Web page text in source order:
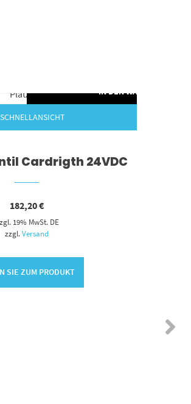
IN DEN WARENKORB
SCHNELLANSICHT
Cardrigth 24VDC
182,20€
19% MwSt. DE
zzgl.Versand
SIE ZUM PRODUKT